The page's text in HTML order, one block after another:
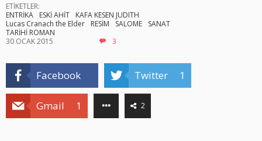
ETİKETLER:
ENTRİKA
ESKİ AHİT
KAFA KESEN JUDITH
Lucas Cranach the Elder
RESİM SALOME
SANAT
TARİHİ ROMAN
30 OCAK 2015
3
Facebook Twitter 1
Gmail 1 2